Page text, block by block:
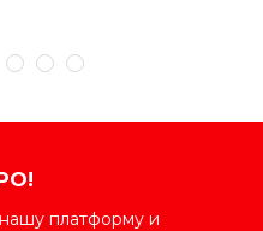
платформу и